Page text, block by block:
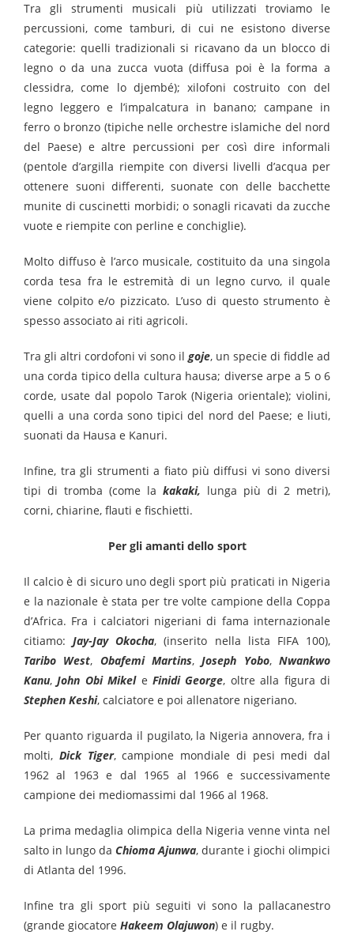
Tra gli strumenti musicali più utilizzati troviamo le
percussioni, come tamburi, di cui ne esistono diverse
categorie: quelli tradizionali si ricavano da un blocco di
legno o da una zucca vuota (diffusa poi è la forma a
clessidra, come lo djembé); xilofoni costruito con del
legno leggero e l’impalcatura in banano; campane in
ferro o bronzo (tipiche nelle orchestre islamiche del nord
del Paese) e altre percussioni per così dire informali
(pentole d’argilla riempite con diversi livelli d’acqua per
ottenere suoni differenti, suonate con delle bacchette
munite di cuscinetti morbidi; o sonagli ricavati da zucche
vuote e riempite con perline e conchiglie).
Molto diffuso è l’arco musicale, costituito da una singola
corda tesa fra le estremità di un legno curvo, il quale
viene colpito e/o pizzicato. L’uso di questo strumento è
spesso associato ai riti agricoli.
Tra gli altri cordofoni vi sono il goje, un specie di fiddle ad
una corda tipico della cultura hausa; diverse arpe a 5 o 6
corde, usate dal popolo Tarok (Nigeria orientale); violini,
quelli a una corda sono tipici del nord del Paese; e liuti,
suonati da Hausa e Kanuri.
Infine, tra gli strumenti a fiato più diffusi vi sono diversi
tipi di tromba (come la kakaki, lunga più di 2 metri),
corni, chiarine, flauti e fischietti.
Per gli amanti dello sport
Il calcio è di sicuro uno degli sport più praticati in Nigeria
e la nazionale è stata per tre volte campione della Coppa
d’Africa. Fra i calciatori nigeriani di fama internazionale
citiamo:Jay-Jay Okocha, (inserito nella lista FIFA 100),
Taribo West, Obafemi Martins,Joseph Yobo,Nwankwo
Kanu,John Obi MikeleFinidi George, oltre alla figura di
Stephen Keshi, calciatore e poi allenatore nigeriano.
Per quanto riguarda il pugilato, la Nigeria annovera, fra i
molti, Dick Tiger, campione mondiale di pesi medi dal
1962 al 1963 e dal 1965 al 1966 e successivamente
campione dei mediomassimi dal 1966 al 1968.
La prima medaglia olimpica della Nigeria venne vinta nel
salto in lungo da Chioma Ajunwa, durante i giochi olimpici
di Atlanta del 1996.
Infine tra gli sport più seguiti vi sono la pallacanestro
(grande giocatore Hakeem Olajuwon) e il rugby.